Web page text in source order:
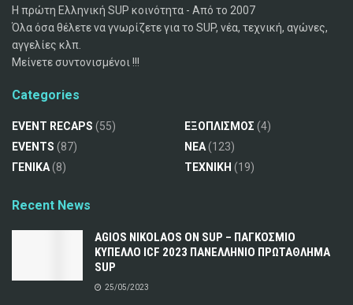
Η πρώτη Ελληνική SUP κοινότητα - Από το 2007
Όλα όσα θέλετε να γνωρίζετε για το SUP, νέα, τεχνική, αγώνες,
αγγελίες κλπ.
Μείνετε συντονισμένοι !!!
Categories
EVENT RECAPS (55)
EVENTS (87)
ΓΕΝΙΚΑ(8)
ΕΞΟΠΛΙΣΜΟΣ (4)
ΝΕΑ(123)
ΤΕΧΝΙΚΗ (19)
Recent News
AGIOS NIKOLAOS ON SUP – ΠΑΓΚΟΣΜΙΟ
ΚΥΠΕΛΛΟ ICF 2023 ΠΑΝΕΛΛΗΝΙΟ ΠΡΩΤΑΘΛΗΜΑ
SUP
25/05/2023